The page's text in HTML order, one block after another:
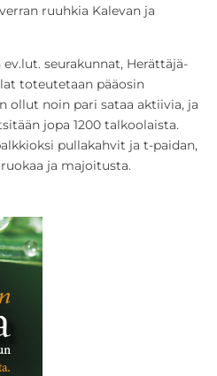
ruuhkia Kalevan ja
seurakunnat, Herättäjä-
toteutetaan pääosin
ollut noin pari sataa aktiivia, ja
jopa 1200 talkoolaista.
pullakahvit ja t-paidan,
ja majoitusta.